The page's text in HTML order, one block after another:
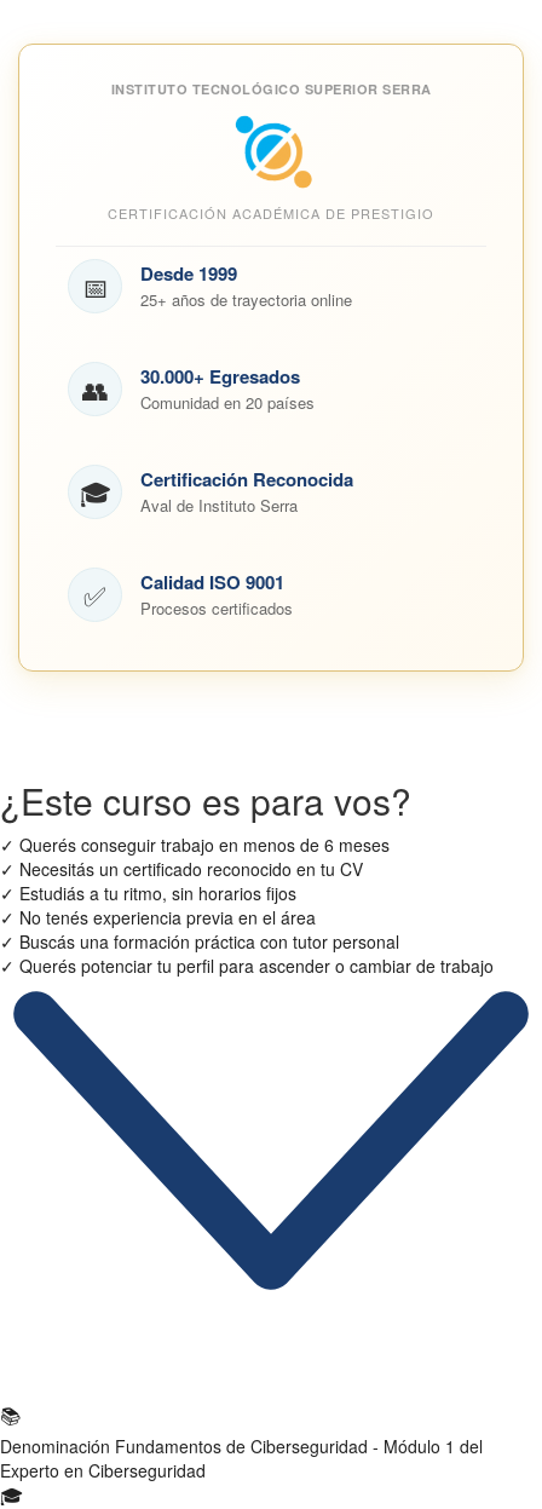
INSTITUTO TECNOLÓGICO SUPERIOR SERRA
CERTIFICACIÓN ACADÉMICA DE PRESTIGIO
📅 Desde 1999
25+ años de trayectoria online
👥 30.000+ Egresados
Comunidad en 20 países
🎓 Certificación Reconocida
Aval de Instituto Serra
✅ Calidad ISO 9001
Procesos certificados
¿Este curso es para vos?
✓ Querés conseguir trabajo en menos de 6 meses
✓ Necesitás un certificado reconocido en tu CV
✓ Estudiás a tu ritmo, sin horarios fijos
✓ No tenés experiencia previa en el área
✓ Buscás una formación práctica con tutor personal
✓ Querés potenciar tu perfil para ascender o cambiar de trabajo
📚
Denominación Fundamentos de Ciberseguridad - Módulo 1 del
Experto en Ciberseguridad
🎓